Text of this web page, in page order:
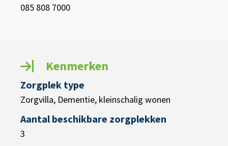
085 808 7000
Kenmerken
Zorgplek type
Zorgvilla, Dementie, kleinschalig wonen
Aantal beschikbare zorgplekken
3